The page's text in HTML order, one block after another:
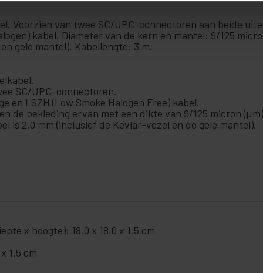
Voorzien van twee SC/UPC-connectoren aan beide
kabel. Diameter van de kern en mantel: 9/125
gele mantel). Kabellengte: 3 m.
SC/UPC-connectoren.
en LSZH (Low Smoke Halogen Free) kabel.
de bekleding ervan met een dikte van 9/125 micron
is 2,0 mm (inclusief de Kevlar-vezel en de gele mantel).
x hoogte): 18.0 x 18.0 x 1.5 cm
1.5 cm